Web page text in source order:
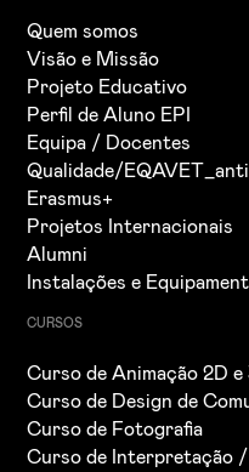
Quem somos
Visão e Missão
Projeto Educativo
Perfil de Aluno EPI
Equipa / Docentes
Qualidade/
Erasmus+
Projetos Internacionais
Alumni
Instalações e
CURSOS
Curso de Animação 2D e
Curso de Design de
Curso de Fotografia
Curso de